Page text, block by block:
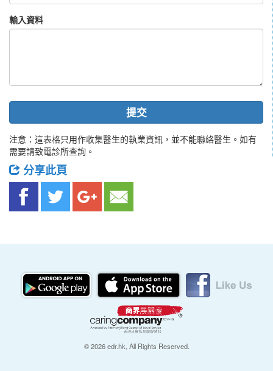
輸入資料
提交
注意：這表格只用作收集醫生的執業資訊，並不能聯絡醫生。如有
需要請致電診所查詢。
分享此頁
© 2026 edr.hk, All Rights Reserved.